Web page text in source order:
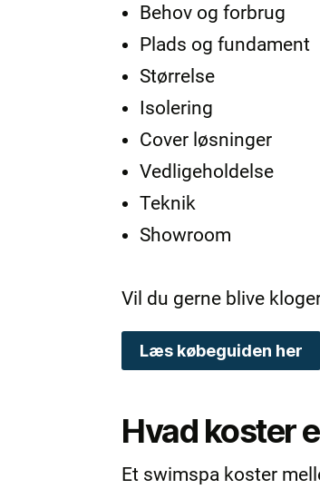
Behov og forbrug
Plads og fundament
Størrelse
Isolering
Cover løsninger
Vedligeholdelse
Teknik
Showroom
Vil du gerne blive
Læs købeguiden her
Hvad koster
Et swimspa koster